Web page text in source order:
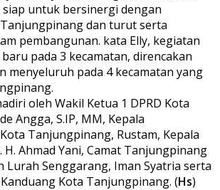
untuk bersinergi dengan
dan turut serta
pembangunan. kata Elly, kegiatan
pada 3 kecamatan, direncakan
menyeluruh pada 4 kecamatan yang
oleh Wakil Ketua 1 DPRD Kota
Angga, S.IP, MM, Kepala
Tanjungpinang, Rustam, Kepala
H. Ahmad Yani, Camat Tanjungpinang
Lurah Senggarang, Iman Syatria serta
Kota Tanjungpinang. (Hs)